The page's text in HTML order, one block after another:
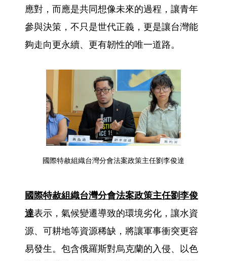
應對，而應是共同想像未來的過程，讓青年
參與決策，不只是世代正義，更是讓台灣能
夠走向更永續、更有韌性的唯一道路。
國際特赦組織台灣分會法案政策主任劉李俊達
國際特赦組織台灣分會法案政策主任劉李俊
達表示，氣候變遷導致的環境劣化，讓水資
源、可耕地等資源稀缺，將讓軍事衝突更容
易發生。包含俄羅斯對烏克蘭的入侵、以色